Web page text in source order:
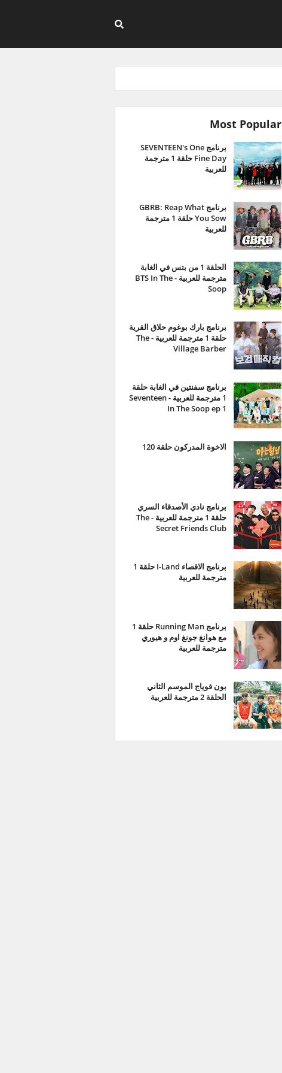
Most Popular
برنامج SEVENTEEN's One
Fine Day حلقة 1 مترجمة
للعربية
برنامج GBRB: Reap What
You Sow حلقة 1 مترجمة
للعربية
الحلقة 1 من بتس في الغابة
مترجمة للعربية - BTS In The
Soop
برنامج بارك بوغوم حلاق القرية
حلقة 1 مترجمة للعربية - The
Village Barber
برنامج سفنتين في الغابة حلقة
1 مترجمة للعربية - Seventeen
In The Soop ep 1
الاخوة المدركون حلقة 120
برنامج نادي الأصدقاء السري
حلقة 1 مترجمة للعربية - The
Secret Friends Club
برنامج الاقصاء I-Land حلقة 1
مترجمة للعربية
برنامج Running Man حلقة 1
مع هوانغ جونغ اوم و هيوري
مترجمة للعربية
بون فوياج الموسم الثاني
الحلقة 2 مترجمة للعربية